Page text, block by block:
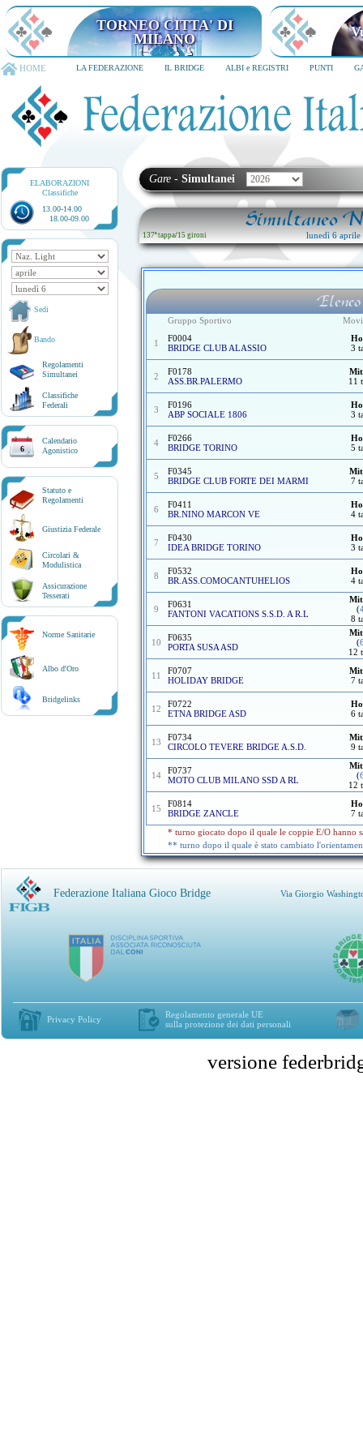
TORNEO CITTA' DI MILANO
6-8 dicembre 2026
HOME LA FEDERAZIONE IL BRIDGE ALBI e REGISTRI PUNTI
ELABORAZIONI
Classifiche
13.00-14.00
18.00-09.00
Sedi
Bando
Regolamenti
Simultanei
Classifiche
Federali
6
Calendario
Agonistico
Statuto e
Regolamenti
Giustizia Federale
Circolari &
Modulistica
Assicurazione
Tesserati
Norme Sanitarie
Albo d'Oro
Bridgelinks
Gare - Simultanei
Simultaneo
137ª tappa/15 gironi lunedì 6
Gruppo Sportivo
1
F0004
BRIDGE CLUB ALASSIO
3
2
F0178
ASS.BR.PALERMO
11
3
F0196
ABP SOCIALE 1806
3
4
F0266
BRIDGE TORINO
5
5
F0345
BRIDGE CLUB FORTE DEI MARMI
7
6
F0411
BR.NINO MARCON VE
4
7
F0430
IDEA BRIDGE TORINO
3
8
F0532
BR.ASS.COMOCANTUHELIOS
4
9
F0631
FANTONI VACATIONS S.S.D. A R.L
(
8
10
F0635
PORTA SUSA ASD
(
12
11
F0707
HOLIDAY BRIDGE
7
12
F0722
ETNA BRIDGE ASD
6
13
F0734
CIRCOLO TEVERE BRIDGE A.S.D.
9
14
F0737
MOTO CLUB MILANO SSD A RL
(
12
15
F0814
BRIDGE ZANCLE
7
* turno giocato dopo il quale le coppie E/O hanno
** turno dopo il quale è stato cambiato
Federazione Italiana Gioco Bridge Via Giorgio
Privacy Policy
Regolamento generale UE
sulla protezione dei dati personali
versione